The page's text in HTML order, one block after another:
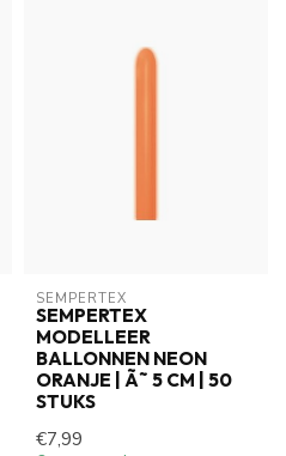
SEMPERTEX
SEMPERTEX
MODELLEER
BALLONNEN NEON
ORANJE | Ã˜ 5 CM | 50
STUKS
€7,99